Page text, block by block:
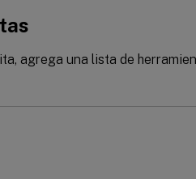
agrega una lista de